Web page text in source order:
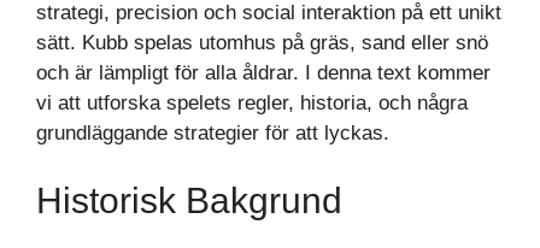
strategi, precision och social interaktion på ett unikt
sätt. Kubb spelas utomhus på gräs, sand eller snö
och är lämpligt för alla åldrar. I denna text kommer
vi att utforska spelets regler, historia, och några
grundläggande strategier för att lyckas.
Historisk Bakgrund